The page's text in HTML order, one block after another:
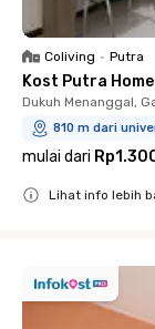
Coliving • Putra
Kost Putra
Dukuh Menanggal,
810 m dari
mulai dari
Lihat info lebih